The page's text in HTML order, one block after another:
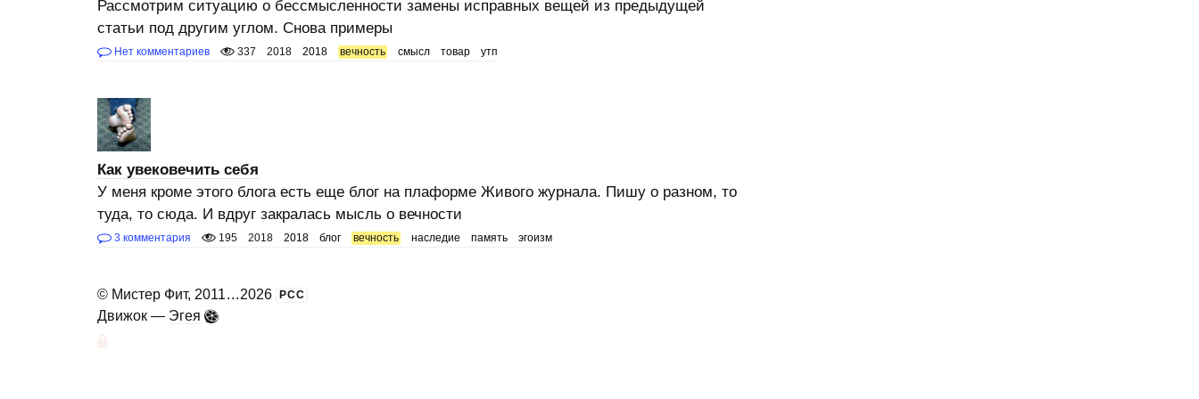
Рассмотрим ситуацию о бессмысленности замены исправных вещей из предыдущей
статьи под другим углом. Снова примеры
Нет комментариев 337 2018 2018 вечность смысл товар утп
Как увековечить себя
У меня кроме этого блога есть еще блог на плаформе Живого журнала. Пишу о разном, то
туда, то сюда. И вдруг закралась мысль о вечности
3 комментария 195 2018 2018 блог вечность наследие память эгоизм
© Мистер Фит, 2011...2026 РСС
Движок — Эгея